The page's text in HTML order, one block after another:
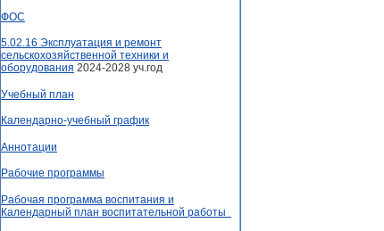
ФОС
5.02.16 Эксплуатация и ремонт
сельскохозяйственной техники и
оборудования 2024-2028 уч.год
Учебный план
Календарно-учебный график
Аннотации
Рабочие программы
Рабочая программа воспитания и
Календарный план воспитательной работы